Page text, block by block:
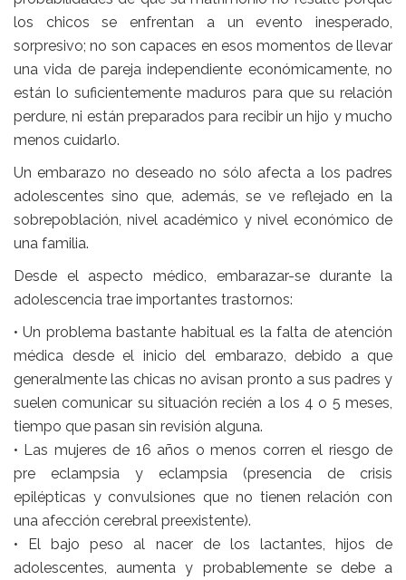
los chicos se enfrentan a un evento inesperado,
sorpresivo; no son capaces en esos momentos de llevar
una vida de pareja independiente económicamente, no
están lo suficientemente maduros para que su relación
perdure, ni están preparados para recibir un hijo y mucho
menos cuidarlo.
Un embarazo no deseado no sólo afecta a los padres
adolescentes sino que, además, se ve reflejado en la
sobrepoblación, nivel académico y nivel económico de
una familia.
Desde el aspecto médico, embarazar-se durante la
adolescencia trae importantes trastornos:
• Un problema bastante habitual es la falta de atención
médica desde el inicio del embarazo, debido a que
generalmente las chicas no avisan pronto a sus padres y
suelen comunicar su situación recién a los 4 o 5 meses,
tiempo que pasan sin revisión alguna.
• Las mujeres de 16 años o menos corren el riesgo de
pre eclampsia y eclampsia (presencia de crisis
epilépticas y convulsiones que no tienen relación con
una afección cerebral preexistente).
• El bajo peso al nacer de los lactantes, hijos de
adolescentes, aumenta y probablemente se debe a